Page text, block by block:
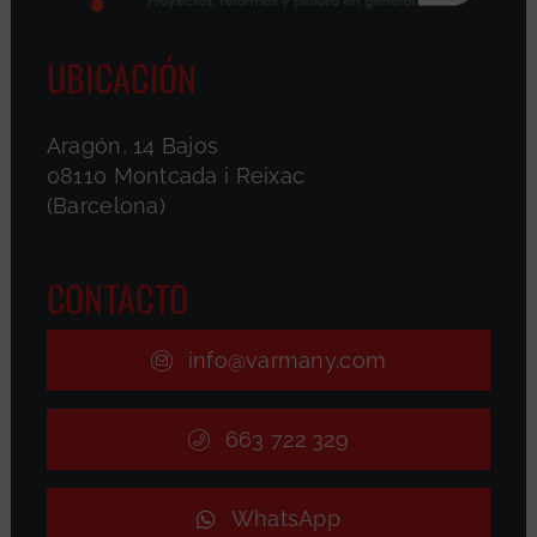
UBICACIÓN
Aragón, 14 Bajos
08110 Montcada i Reixac
(Barcelona)
CONTACTO
info@varmany.com
663 722 329
WhatsApp